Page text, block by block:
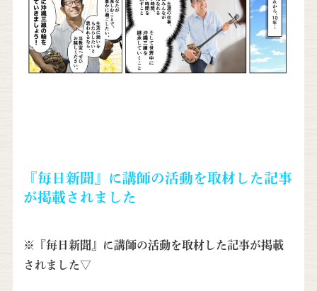
『毎日新聞』に講師の活動を取材した記事
が掲載されました
※『毎日新聞』に講師の活動を取材した記事が掲載
されました▽